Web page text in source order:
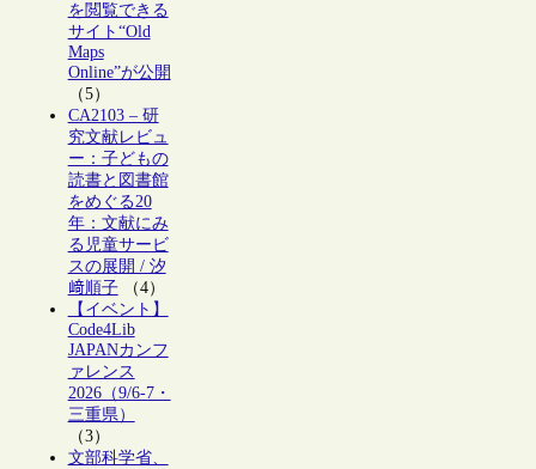
を閲覧できる
サイト“Old
Maps
Online”が公開
（5）
CA2103 – 研
究文献レビュ
ー：子どもの
読書と図書館
をめぐる20
年：文献にみ
る児童サービ
スの展開 / 汐
﨑順子（4）
【イベント】
Code4Lib
JAPANカンフ
ァレンス
2026（9/6-7・
三重県）
（3）
文部科学省、